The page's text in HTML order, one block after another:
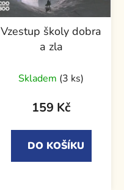
Vzestup školy dobra
a zla
Skladem (3 ks)
159 Kč
DO KOŠÍKU